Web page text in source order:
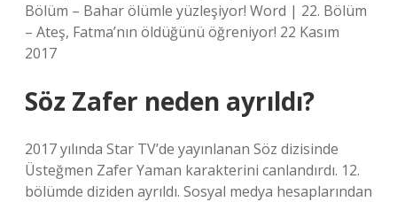
Bölüm – Bahar ölümle yüzleşiyor! Word | 22. Bölüm
– Ateş, Fatma’nın öldüğünü öğreniyor! 22 Kasım
2017
Söz Zafer neden ayrıldı?
2017 yılında Star TV’de yayınlanan Söz dizisinde
Üsteğmen Zafer Yaman karakterini canlandırdı. 12.
bölümde diziden ayrıldı. Sosyal medya hesaplarından